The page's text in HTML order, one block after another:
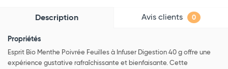
Description Avis clients 0
Propriétés
Esprit Bio Menthe Poivrée Feuilles à Infuser Digestion 40 g offre une
expérience gustative rafraîchissante et bienfaisante. Cette